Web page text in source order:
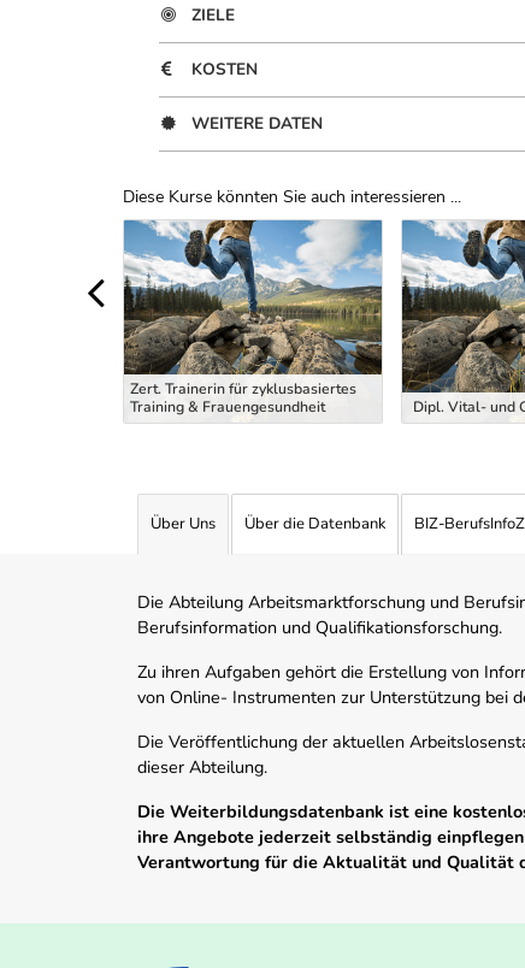
ZIELE
KOSTEN
WEITERE DATEN
Diese Kurse könnten Sie auch interessieren ...
Uber Weiterbildungsvorschläge
Zert. Trainerin für zyklusbasiertes
Training & Frauengesundheit
Dipl. Vital- und
Über Uns Über die Datenbank BIZ-
Die Abteilung Arbeitsmarktforschung und
Berufsinformation und Qualifikationsforschung.
Zu ihren Aufgaben gehört die Erstellung von
von Online- Instrumenten zur Unterstützung bei
Die Veröffentlichung der aktuellen
dieser Abteilung.
Die Weiterbildungsdatenbank ist eine
ihre Angebote jederzeit selbständig
Verantwortung für die Aktualität und Qualität